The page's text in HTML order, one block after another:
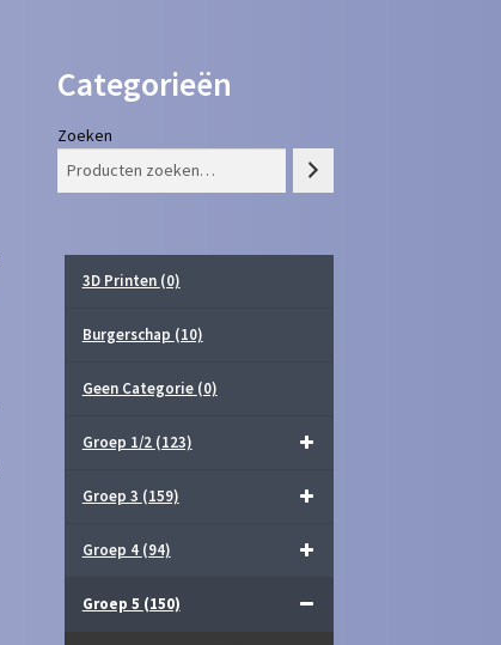
Categorieën
Zoeken
3D Printen (0)
Burgerschap (10)
Geen Categorie (0)
Groep 1/2 (123)
Groep 3 (159)
Groep 4 (94)
Groep 5 (150)